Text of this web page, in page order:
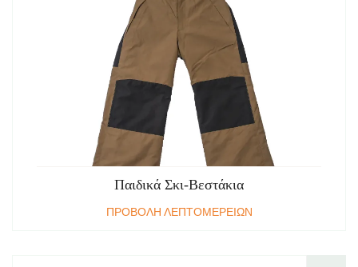
Παιδικά Σκι-Βεστάκια
ΠΡΟΒΟΛΗ ΛΕΠΤΟΜΕΡΕΙΩΝ